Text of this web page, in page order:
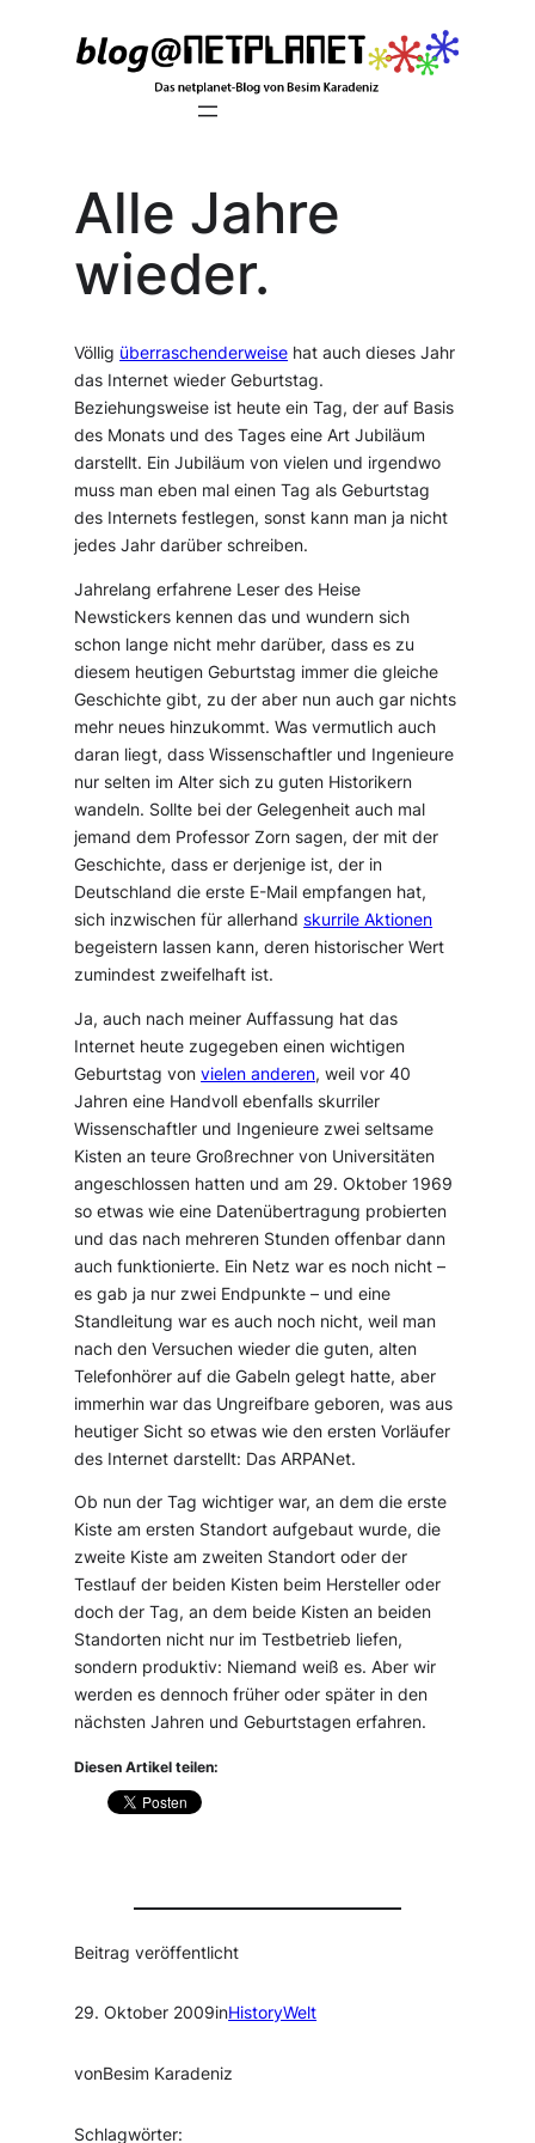
Alle Jahre
wieder.
Völlig überraschenderweise hat auch dieses Jahr
das Internet wieder Geburtstag.
Beziehungsweise ist heute ein Tag, der auf Basis
des Monats und des Tages eine Art Jubiläum
darstellt. Ein Jubiläum von vielen und irgendwo
muss man eben mal einen Tag als Geburtstag
des Internets festlegen, sonst kann man ja nicht
jedes Jahr darüber schreiben.
Jahrelang erfahrene Leser des Heise
Newstickers kennen das und wundern sich
schon lange nicht mehr darüber, dass es zu
diesem heutigen Geburtstag immer die gleiche
Geschichte gibt, zu der aber nun auch gar nichts
mehr neues hinzukommt. Was vermutlich auch
daran liegt, dass Wissenschaftler und Ingenieure
nur selten im Alter sich zu guten Historikern
wandeln. Sollte bei der Gelegenheit auch mal
jemand dem Professor Zorn sagen, der mit der
Geschichte, dass er derjenige ist, der in
Deutschland die erste E-Mail empfangen hat,
sich inzwischen für allerhandskurrile Aktionen
begeistern lassen kann, deren historischer Wert
zumindest zweifelhaft ist.
Ja, auch nach meiner Auffassung hat das
Internet heute zugegeben einen wichtigen
Geburtstag vonvielen anderen, weil vor 40
Jahren eine Handvoll ebenfalls skurriler
Wissenschaftler und Ingenieure zwei seltsame
Kisten an teure Großrechner von Universitäten
angeschlossen hatten und am 29. Oktober 1969
so etwas wie eine Datenübertragung probierten
und das nach mehreren Stunden offenbar dann
auch funktionierte. Ein Netz war es noch nicht –
es gab ja nur zwei Endpunkte – und eine
Standleitung war es auch noch nicht, weil man
nach den Versuchen wieder die guten, alten
Telefonhörer auf die Gabeln gelegt hatte, aber
immerhin war das Ungreifbare geboren, was aus
heutiger Sicht so etwas wie den ersten Vorläufer
des Internet darstellt: Das ARPANet.
Ob nun der Tag wichtiger war, an dem die erste
Kiste am ersten Standort aufgebaut wurde, die
zweite Kiste am zweiten Standort oder der
Testlauf der beiden Kisten beim Hersteller oder
doch der Tag, an dem beide Kisten an beiden
Standorten nicht nur im Testbetrieb liefen,
sondern produktiv: Niemand weiß es. Aber wir
werden es dennoch früher oder später in den
nächsten Jahren und Geburtstagen erfahren.
Diesen Artikel teilen:
Beitrag veröffentlicht
29. Oktober 2009inHistoryWelt
vonBesim Karadeniz
Schlagwörter: